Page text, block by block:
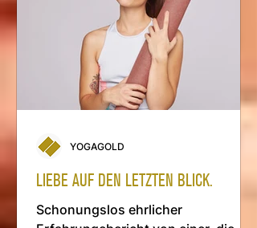
LIEBE AUF DEN LETZTEN BLICK.
Schonungslos ehrlicher
YOGAGOLD